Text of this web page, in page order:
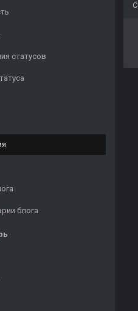
статусов
блога